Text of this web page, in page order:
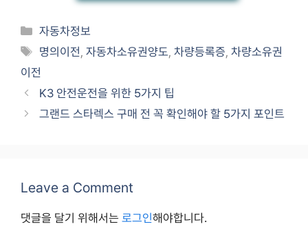
Categories
자동차정보
Tags
명의이전,자동차소유권양도,차량등록증,차량소유권
이전
K3 안전운전을 위한 5가지 팁
그랜드 스타렉스 구매 전 꼭 확인해야 할 5가지 포인트
Leave a Comment
댓글을 달기 위해서는 로그인해야합니다.